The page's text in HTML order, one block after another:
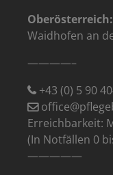
Oberösterreich:
Waidhofen an
————–
+43 (0) 5 90
Erreichbarkeit:
(In Notfällen 0
—————